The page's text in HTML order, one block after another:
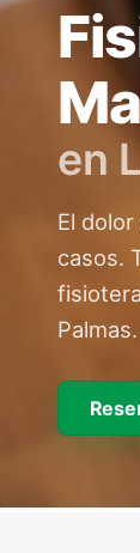
en
El
casos.
Palmas.